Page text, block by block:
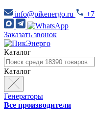
info@pikenergo.ru
Заказать звонок
Каталог
Каталог
Генераторы
Все производители